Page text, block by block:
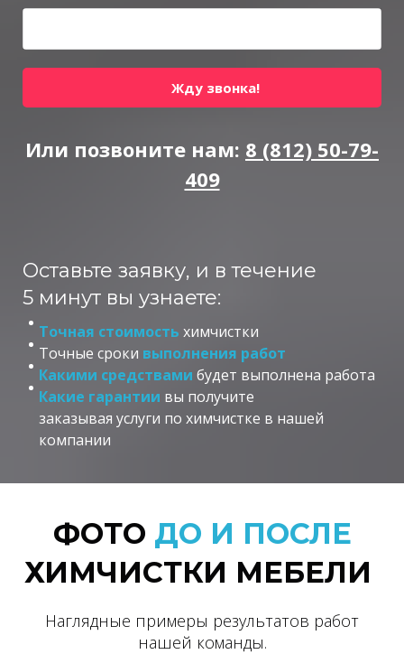
Жду звонка!
Или позвоните нам: 8 (812) 50-79-
409
Оставьте заявку, и в течение
5 минут вы узнаете:
Точная стоимость химчистки
Точные сроки выполнения работ
Какими средствами будет выполнена работа
Какие гарантии вы получите
заказывая услуги по химчистке в нашей
компании
ФОТО ДО И ПОСЛЕ
ХИМЧИСТКИ МЕБЕЛИ
Наглядные примеры результатов работ
нашей команды.